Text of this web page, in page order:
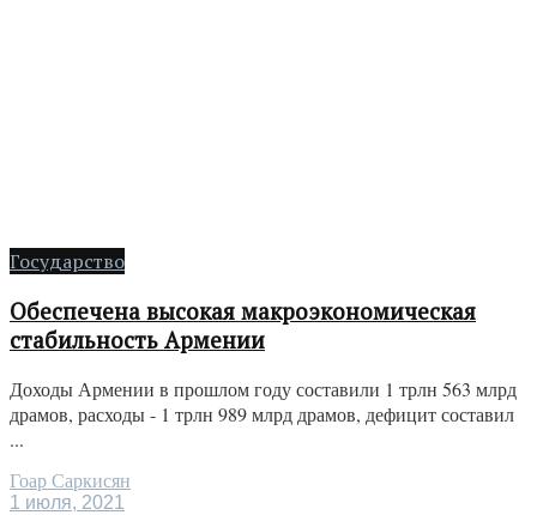
Государство
Обеспечена высокая макроэкономическая
стабильность Армении
Доходы Армении в прошлом году составили 1 трлн 563 млрд
драмов, расходы - 1 трлн 989 млрд драмов, дефицит составил
...
Гоар Саркисян
1 июля, 2021